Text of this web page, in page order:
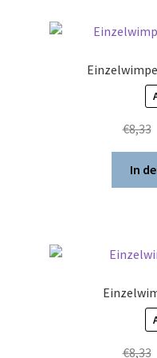
€8,33
In
€8,33